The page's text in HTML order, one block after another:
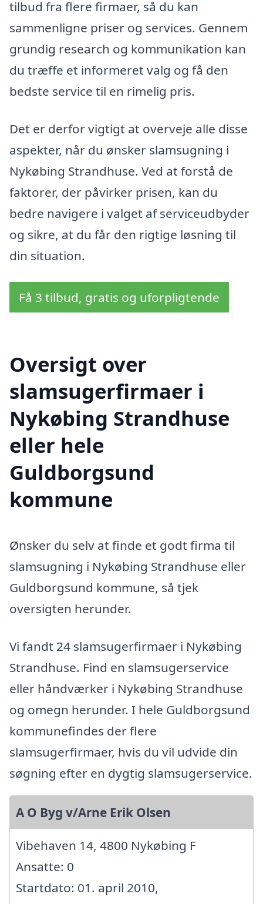
tilbud fra flere firmaer, så du kan
sammenligne priser og services. Gennem
grundig research og kommunikation kan
du træffe et informeret valg og få den
bedste service til en rimelig pris.
Det er derfor vigtigt at overveje alle disse
aspekter, når du ønsker slamsugning i
Nykøbing Strandhuse. Ved at forstå de
faktorer, der påvirker prisen, kan du
bedre navigere i valget af serviceudbyder
og sikre, at du får den rigtige løsning til
din situation.
Få 3 tilbud, gratis og uforpligtende
Oversigt over
slamsugerfirmaer i
Nykøbing Strandhuse
eller hele
Guldborgsund
kommune
Ønsker du selv at finde et godt firma til
slamsugning i Nykøbing Strandhuse eller
Guldborgsund kommune, så tjek
oversigten herunder.
Vi fandt 24 slamsugerfirmaer i Nykøbing
Strandhuse. Find en slamsugerservice
eller håndværker i Nykøbing Strandhuse
og omegn herunder. I hele Guldborgsund
kommunefindes der flere
slamsugerfirmaer, hvis du vil udvide din
søgning efter en dygtig slamsugerservice.
A O Byg v/Arne Erik Olsen
Vibehaven 14, 4800 Nykøbing F
Ansatte: 0
Startdato: 01. april 2010,